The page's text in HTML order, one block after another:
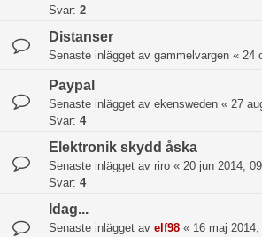
Svar: 2
Distanser
Senaste inlägget av gammelvargen « 24
Paypal
Senaste inlägget av ekensweden « 27
Svar: 4
Elektronik skydd åska
Senaste inlägget av riro « 20 jun 2014,
Svar: 4
Idag...
Senaste inlägget av elf98 « 16 maj 2014,